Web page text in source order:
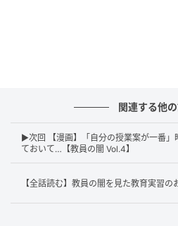
エキサイトニュース
関連する他
▶次回 【漫画】「自分の授業案が一番」
ておいて…【教員の闇 Vol.4】
【全話読む】教員の闇を見た教育実習の